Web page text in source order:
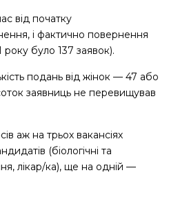
від початку
і фактично повернення
було 137 заявок).
подань від жінок — 47 або
заявниць не перевищував
аж на трьох вакансіях
(біологічні та
лікар/ка), ще на одній —